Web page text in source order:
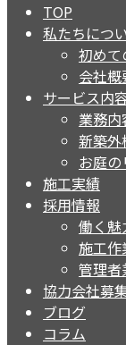
TOP
私たちにつ
初めて
会社概
サービス内
業務内
新築外
お庭
施工実績
採用情報
働く魅
施工作
管理者
協力会社募
ブログ
コラム